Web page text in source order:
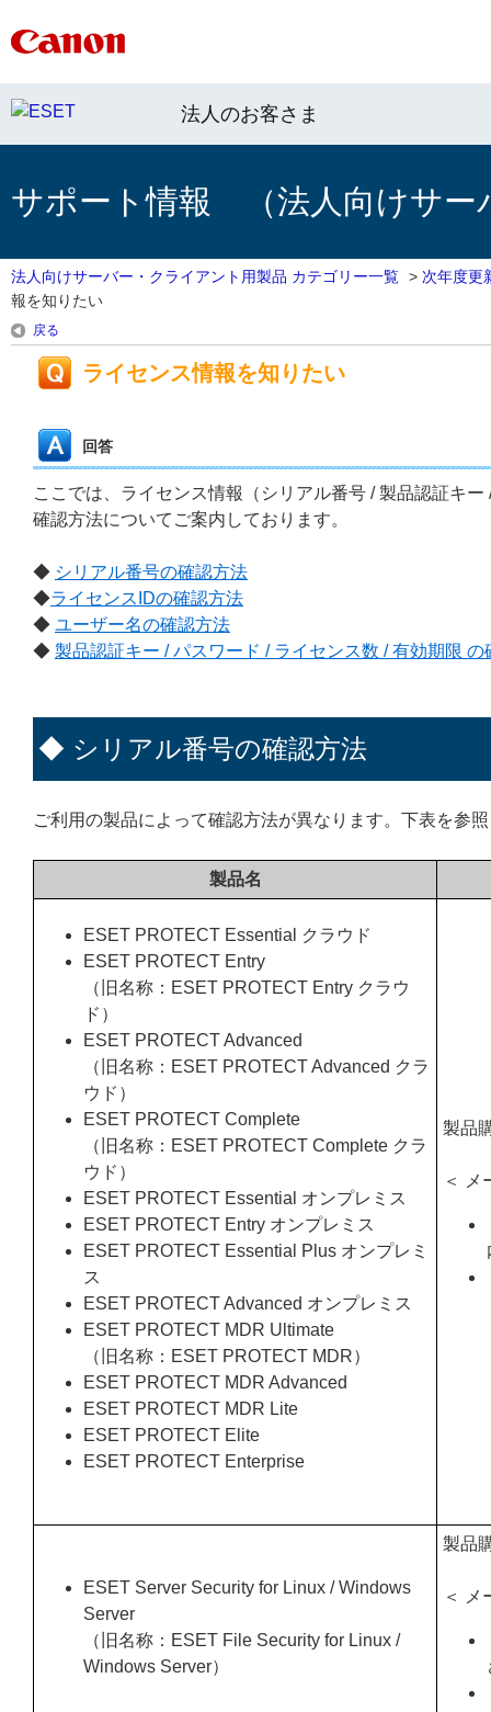
法人のお客さま
サポート情報 （法人向けサー
法人向けサーバー・クライアント用製品 カテゴリー一覧 > 次年度更
報を知りたい
戻る
ライセンス情報を知りたい
回答
ここでは、ライセンス情報（シリアル番号 / 製品認証キ
確認方法についてご案内しております。
◆ シリアル番号の確認方法
◆ライセンスIDの確認方法
◆ ユーザー名の確認方法
◆ 製品認証キー / パスワード / ライセンス数 / 有効期限 の
◆ シリアル番号の確認方法
ご利用の製品によって確認方法が異なります。下表を参
製品名
ESET PROTECT Essential クラウド
ESET PROTECT Entry
（旧名称：ESET PROTECT Entry クラウ
ド）
ESET PROTECT Advanced
（旧名称：ESET PROTECT Advanced クラ
ウド）
ESET PROTECT Complete
（旧名称：ESET PROTECT Complete クラ
ウド）
ESET PROTECT Essential オンプレミス
ESET PROTECT Entry オンプレミス
ESET PROTECT Essential Plus オンプレミ
ス
ESET PROTECT Advanced オンプレミス
ESET PROTECT MDR Ultimate
（旧名称：ESET PROTECT MDR）
ESET PROTECT MDR Advanced
ESET PROTECT MDR Lite
ESET PROTECT Elite
ESET PROTECT Enterprise
製品
＜ メ
ESET Server Security for Linux / Windows
Server
（旧名称：ESET File Security for Linux /
Windows Server）
製品
＜ メ